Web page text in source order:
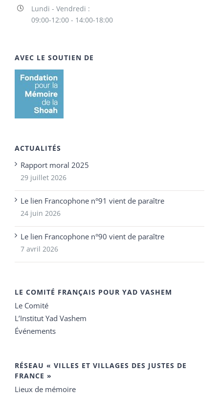
Lundi - Vendredi :
09:00-12:00 - 14:00-18:00
AVEC LE SOUTIEN DE
ACTUALITÉS
Rapport moral 2025
29 juillet 2026
Le lien Francophone n°91 vient de paraître
24 juin 2026
Le lien Francophone n°90 vient de paraître
7 avril 2026
LE COMITÉ FRANÇAIS POUR YAD VASHEM
Le Comité
L’Institut Yad Vashem
Événements
RÉSEAU « VILLES ET VILLAGES DES JUSTES DE
FRANCE »
Lieux de mémoire